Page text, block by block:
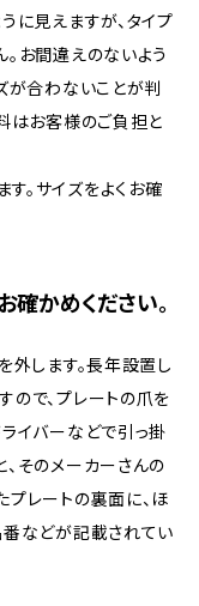
見えますが、タイプ
お間違えのないよう
が合わないことが判
はお客様のご負担と
。サイズをよくお確
かめください。
外します。長年設置し
ので、プレートの爪を
イバーなどで引っ掛
そのメーカーさんの
プレートの裏面に、ほ
番などが記載されてい